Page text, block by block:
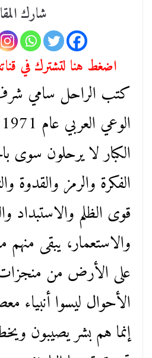
شارك
اضغط هنا لتشترك في
كتب الراحل سامي
الوعي العربي عام 1971
الكبار لا يرحلون سوى
الفكرة والرمز والقدوة
قوى الظلم والاستبداد
والاستعمار، يبقى منهم
على الأرض من
الأحوال ليسوا أنبياء
إنما هم بشر يصيبون